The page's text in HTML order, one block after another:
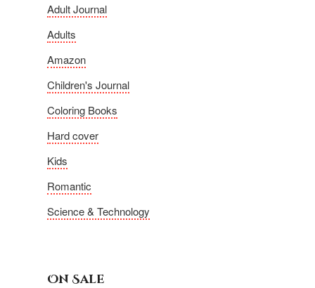
Adult Journal
Adults
Amazon
Children's Journal
Coloring Books
Hard cover
Kids
Romantic
Science & Technology
On Sale